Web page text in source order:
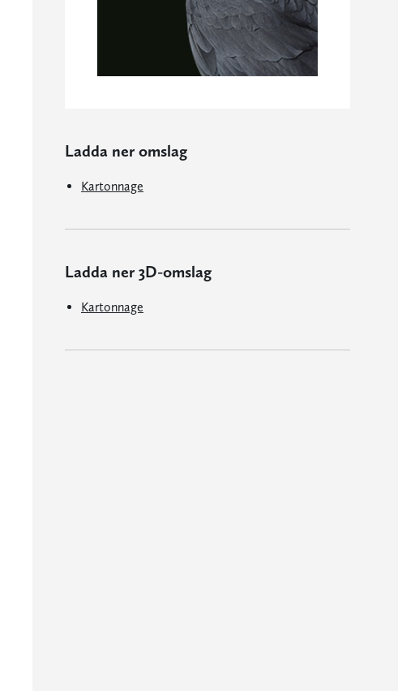
Ladda ner omslag
Kartonnage
Ladda ner 3D-omslag
Kartonnage